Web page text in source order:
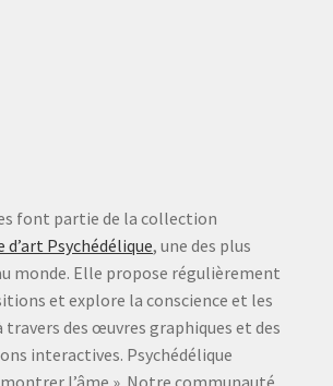
font partie de la collection
d’art Psychédélique, une des plus
monde. Elle propose régulièrement
et explore la conscience et les
travers des œuvres graphiques et des
interactives. Psychédélique